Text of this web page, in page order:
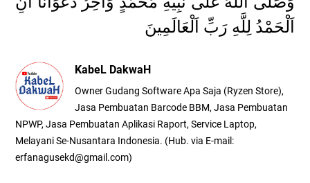
اَلْحَمْدُ لِلَّهِ رَبِّ اَلْعَالَمِينَ
KabeL DakwaH
Owner Gudang Software Apa Saja (Ryzen Store),
Jasa Pembuatan Barcode BBM, Jasa Pembuatan
NPWP, Jasa Pembuatan Aplikasi Raport, Service Laptop,
Melayani Se-Nusantara Indonesia. (Hub. via E-mail:
erfanagusekd@gmail.com)